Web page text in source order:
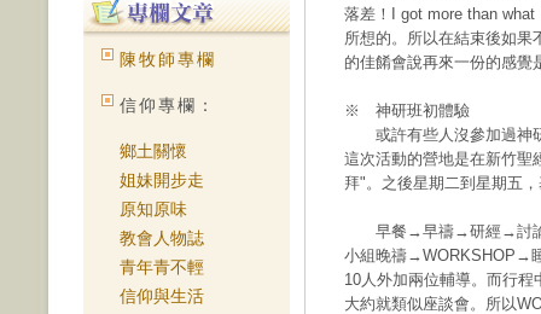
陳牧師專欄
信仰專欄：
鄉土關懷
姐妹開步走
原知原味
教會人物誌
青年青不輕
信仰與生活
落差！I got more than
所想的。所以在結束後如果
的佳餚會說再來一份的感覺
※ 神研班初體驗
或許有些人沒參加過神研
這次活動的營地是在新竹聖
拜"。之後星期二到星期五
早餐→早禱→研經→討
小組晚禱→WORKSHOP→
10人外加兩位輔導。而行
大約就類似座談會。所以